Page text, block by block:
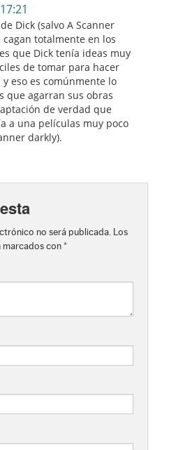
Dick (salvo A Scanner
totalmente en los
que Dick tenía ideas muy
de tomar para hacer
eso es comúnmente lo
que agarran sus obras
de verdad que
a una películas muy poco
darkly).
no será publicada. Los
con *